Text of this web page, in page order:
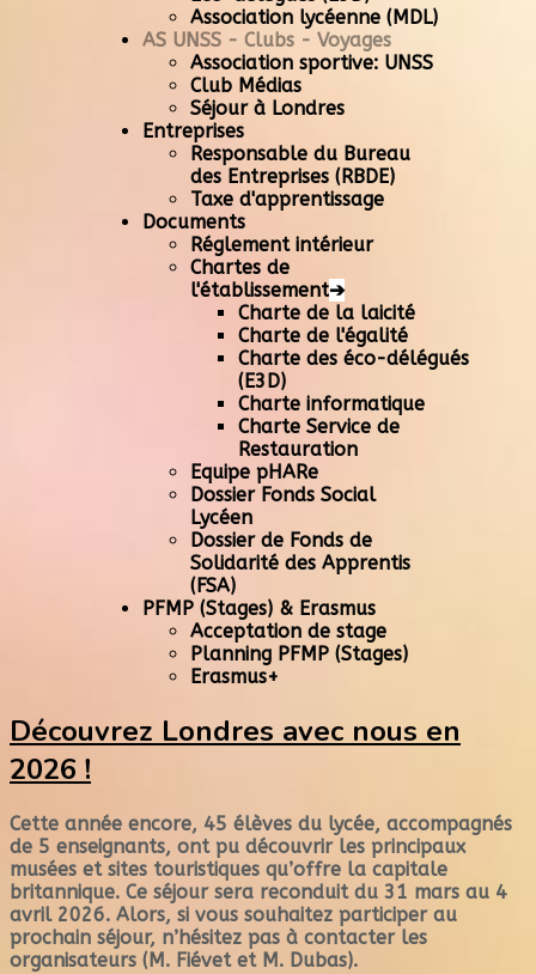
Association lycéenne (MDL)
AS UNSS - Clubs - Voyages
Association sportive: UNSS
Club Médias
Séjour à Londres
Entreprises
Responsable du Bureau
des Entreprises (RBDE)
Taxe d'apprentissage
Documents
Réglement intérieur
Chartes de
l'établissement➔
Charte de la laicité
Charte de l'égalité
Charte des éco-délégués
(E3D)
Charte informatique
Charte Service de
Restauration
Equipe pHARe
Dossier Fonds Social
Lycéen
Dossier de Fonds de
Solidarité des Apprentis
(FSA)
PFMP (Stages) & Erasmus
Acceptation de stage
Planning PFMP (Stages)
Erasmus+
Découvrez Londres avec nous en
2026 !
Cette année encore, 45 élèves du lycée, accompagnés
de 5 enseignants, ont pu découvrir les principaux
musées et sites touristiques qu’offre la capitale
britannique. Ce séjour sera reconduit du 31 mars au 4
avril 2026. Alors, si vous souhaitez participer au
prochain séjour, n’hésitez pas à contacter les
organisateurs (M. Fiévet et M. Dubas).